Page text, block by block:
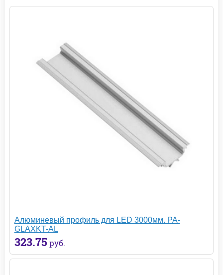
Алюминевый профиль для LED 3000мм. PA-
GLAXKT-AL
323.75 руб.